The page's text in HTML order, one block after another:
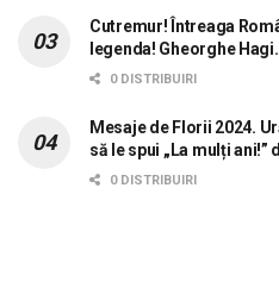
Cutremur! Întreaga
legenda! Gheorghe
0 DISTRIBUIRI
Mesaje de Florii 2024.
să le spui „La mulți
0 DISTRIBUIRI